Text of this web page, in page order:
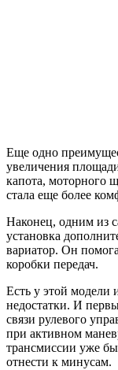
Еще одно
увеличения
капота, моторного
стала еще более
Наконец, одним из
установка
вариатор. Он
коробки передач.
Есть у этой модели
недостатки. И
связи рулевого
при активном
трансмиссии уже
отнести к минусам.